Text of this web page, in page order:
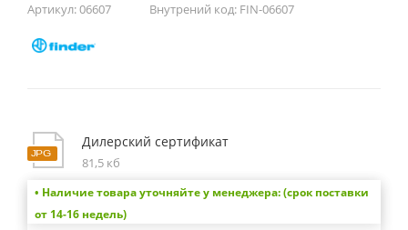
Артикул:06607 Внутрений код: FIN-06607
Дилерский сертификат
81,5 кб
• Наличие товара уточняйте у менеджера: (срок поставки
от 14-16 недель)